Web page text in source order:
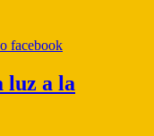
facebook
luz a la